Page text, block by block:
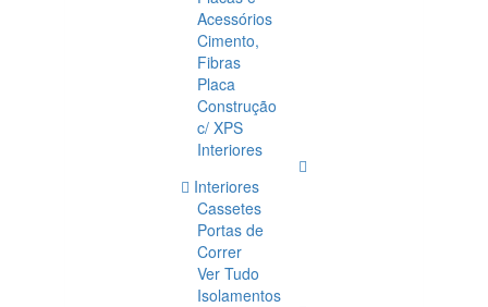
Acessórios
Cimento,
Fibras
Placa
Construção
c/ XPS
Interiores
Interiores
Cassetes
Portas de
Correr
Ver Tudo
Isolamentos